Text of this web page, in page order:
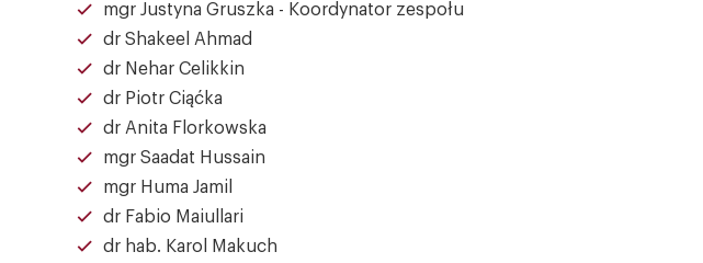
mgr Justyna Gruszka - Koordynator zespołu
dr Shakeel Ahmad
dr Nehar Celikkin
dr Piotr Ciąćka
dr Anita Florkowska
mgr Saadat Hussain
mgr Huma Jamil
dr Fabio Maiullari
dr hab. Karol Makuch